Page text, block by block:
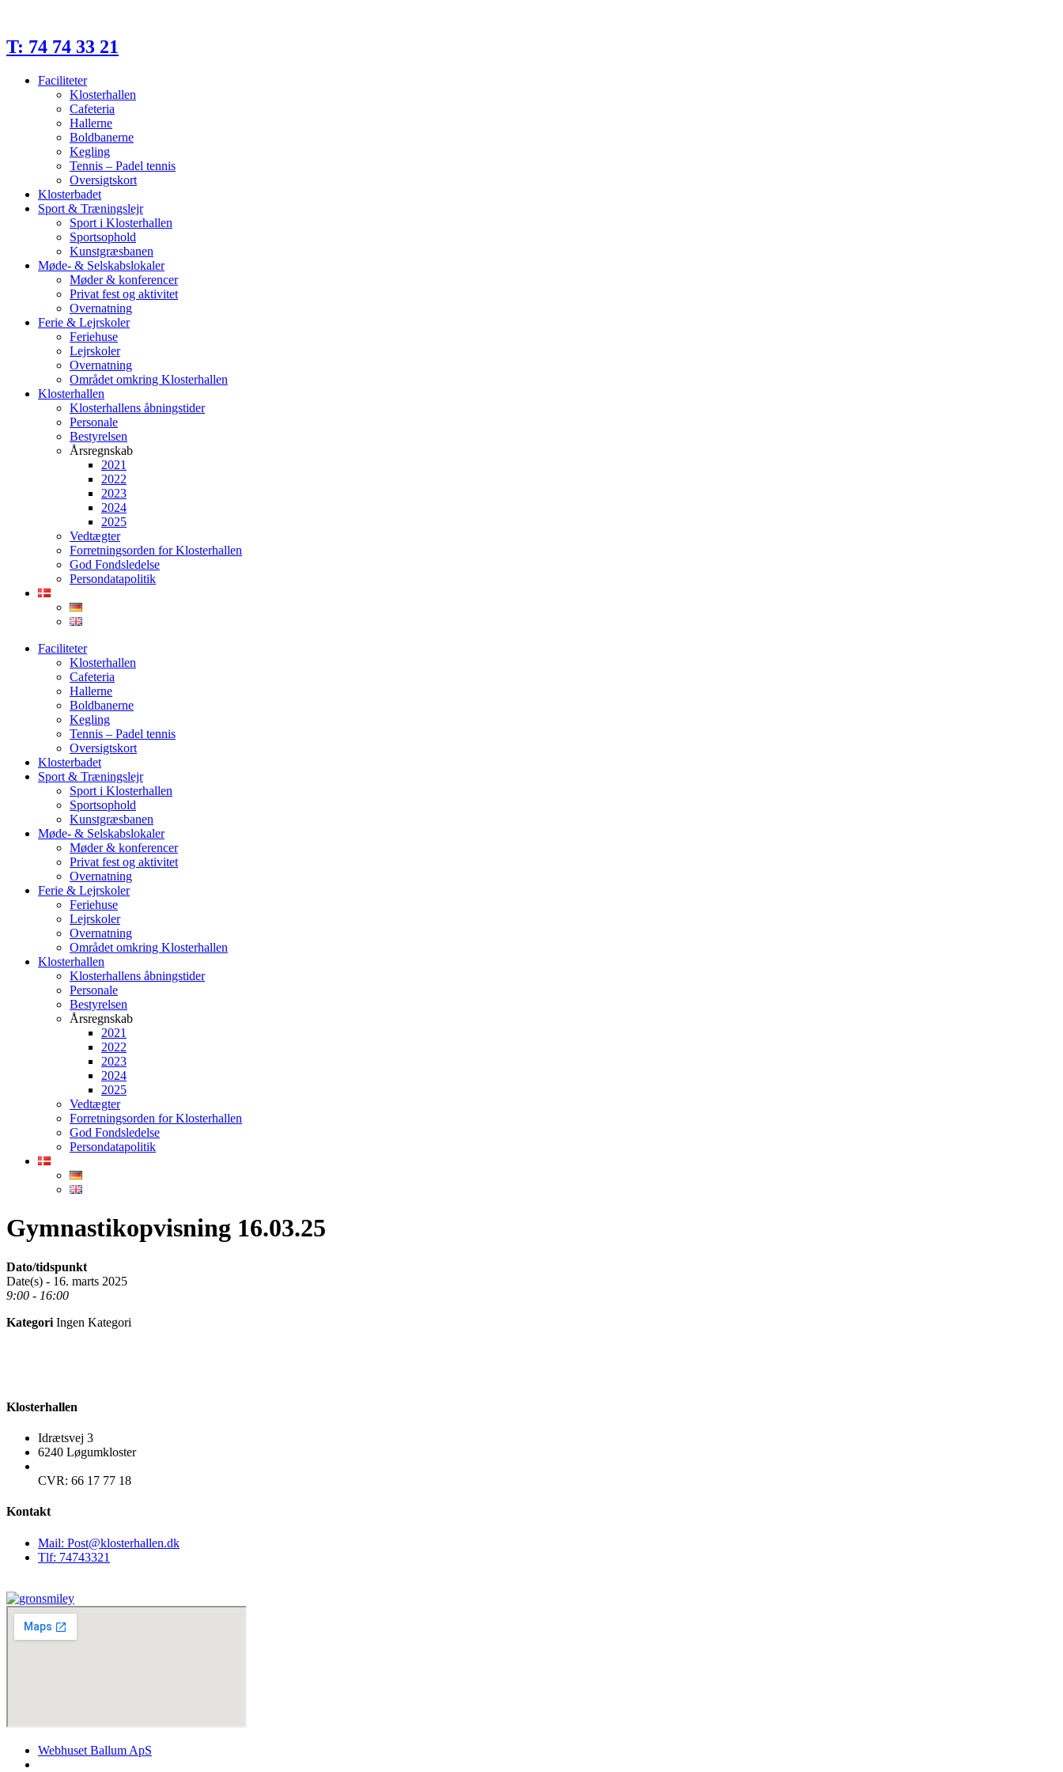
indhold
T: 74 74 33 21
Faciliteter
Klosterhallen
Cafeteria
Hallerne
Boldbanerne
Kegling
Tennis – Padel tennis
Oversigtskort
Klosterbadet
Sport & Træningslejr
Sport i Klosterhallen
Sportsophold
Kunstgræsbanen
Møde- & Selskabslokaler
Møder & konferencer
Privat fest og aktivitet
Overnatning
Ferie & Lejrskoler
Feriehuse
Lejrskoler
Overnatning
Området omkring Klosterhallen
Klosterhallen
Klosterhallens åbningstider
Personale
Bestyrelsen
Årsregnskab
2021
2022
2023
2024
2025
Vedtægter
Forretningsorden for Klosterhallen
God Fondsledelse
Persondatapolitik
Faciliteter
Klosterhallen
Cafeteria
Hallerne
Boldbanerne
Kegling
Tennis – Padel tennis
Oversigtskort
Klosterbadet
Sport & Træningslejr
Sport i Klosterhallen
Sportsophold
Kunstgræsbanen
Møde- & Selskabslokaler
Møder & konferencer
Privat fest og aktivitet
Overnatning
Ferie & Lejrskoler
Feriehuse
Lejrskoler
Overnatning
Området omkring Klosterhallen
Klosterhallen
Klosterhallens åbningstider
Personale
Bestyrelsen
Årsregnskab
2021
2022
2023
2024
2025
Vedtægter
Forretningsorden for Klosterhallen
God Fondsledelse
Persondatapolitik
Gymnastikopvisning 16.03.25
Dato/tidspunkt
Date(s) - 16. marts 2025
9:00 - 16:00
Kategori Ingen Kategori
Klosterhallen
Idrætsvej 3
6240 Løgumkloster
CVR: 66 17 77 18
Kontakt
Mail: Post@klosterhallen.dk
Tlf: 74743321
Webhuset Ballum ApS